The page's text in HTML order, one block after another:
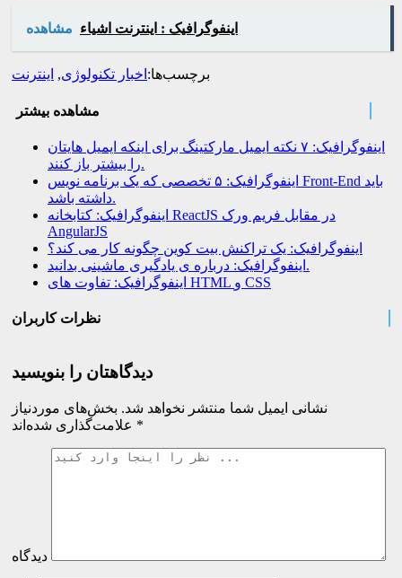
مشاهده اینفوگرافیک : اینترنت اشیاء
برچسب‌ها: اخبار تکنولوژی, اینترنت
مشاهده بیشتر
اینفوگرافیک: ۷ نکته ایمیل مارکتینگ برای اینکه ایمیل هایتان
را بیشتر باز کنند.
اینفوگرافیک: ۵ تخصصی که یک برنامه نویس Front-End باید
داشته باشد.
اینفوگرافیک: کتابخانه ReactJS در مقابل فریم ورک
AngularJS
اینفوگرافیک: یک تراکنش بیت کوین چگونه کار می کند؟
اینفوگرافیک: درباره ی یادگیری ماشینی بدانید.
اینفوگرافیک: تفاوت های HTML و CSS
نظرات کاربران
دیدگاهتان را بنویسید
نشانی ایمیل شما منتشر نخواهد شد. بخش‌های موردنیاز
*
دیدگاه